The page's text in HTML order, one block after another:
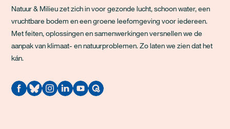
Natuur & Milieu zet zich in voor gezonde lucht, schoon water, een
vruchtbare bodem en een groene leefomgeving voor iedereen.
Met feiten, oplossingen en samenwerkingen versnellen we de
aanpak van klimaat- en natuurproblemen. Zo laten we zien dat het
kán.
Quodari